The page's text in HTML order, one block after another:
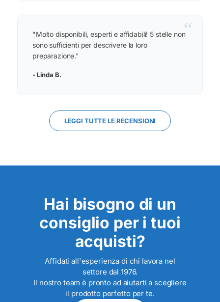
“
"Molto disponibili, esperti e affidabili! 5 stelle non
sono sufficienti per descrivere la loro
preparazione."
- Linda B.
LEGGI TUTTE LE RECENSIONI
Hai bisogno di un
consiglio per i tuoi
acquisti?
Affidati all'esperienza di chi lavora nel
settore dal 1976.
Il nostro team è pronto ad aiutarti a scegliere
il prodotto perfetto per te.